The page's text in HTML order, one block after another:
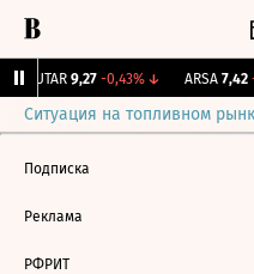
UTAR 9,27 -0,43%↓ ARSA 7,42 -
Ситуация на топливном
Подписка
Реклама
РФРИТ